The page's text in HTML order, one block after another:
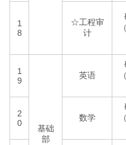
1
8
☆工程审
计
1
9
基础
部
英语
2
0
数学